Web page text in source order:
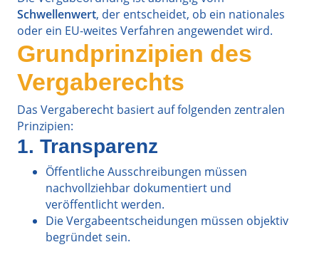
Schwellenwert, der entscheidet, ob ein nationales
oder ein EU-weites Verfahren angewendet wird.
Grundprinzipien des
Vergaberechts
Das Vergaberecht basiert auf folgenden zentralen
Prinzipien:
1. Transparenz
Öffentliche Ausschreibungen müssen
nachvollziehbar dokumentiert und
veröffentlicht werden.
Die Vergabeentscheidungen müssen objektiv
begründet sein.